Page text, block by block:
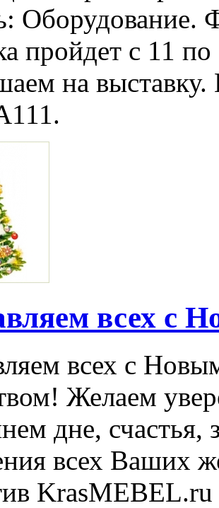
Оборудование.
пройдет с 11 по
на
всех с
всех с
Желаем
дне, счастья,
всех Ваших
KrasMEBEL.ru